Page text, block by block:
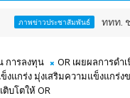
ชาสัมพันธ์ ททท. ชวนสัมผัสพลั
การลงทุน
OR เผยผลการดำ
งแกร่ง มุ่งเสริมความแข็งแกร่ง
บโตให้ OR